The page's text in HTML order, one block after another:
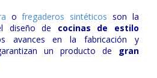
ofregaderos sintéticos son la
diseño de cocinas de estilo
avances en la fabricación y
un producto de gran